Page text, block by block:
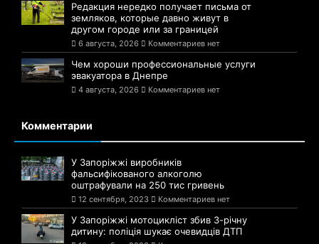
Редакция нередко получает письма от
земляков, которые давно живут в
другом городе или за границей
6 августа, 2026 Комментариев нет
Чем хороши профессиональные услуги
эвакуатора в Днепре
4 августа, 2026 Комментариев нет
Комментарии
У Запоріжжі виробників
фальсифікованого алкоголю
оштрафували на 250 тис гривень
12 сентября, 2023 Комментариев нет
У Запоріжжі мотоцикліст збив 3-річну
дитину: поліція шукає очевидців ДТП